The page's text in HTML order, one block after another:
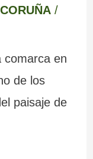
/
comarca en
de los
paisaje de